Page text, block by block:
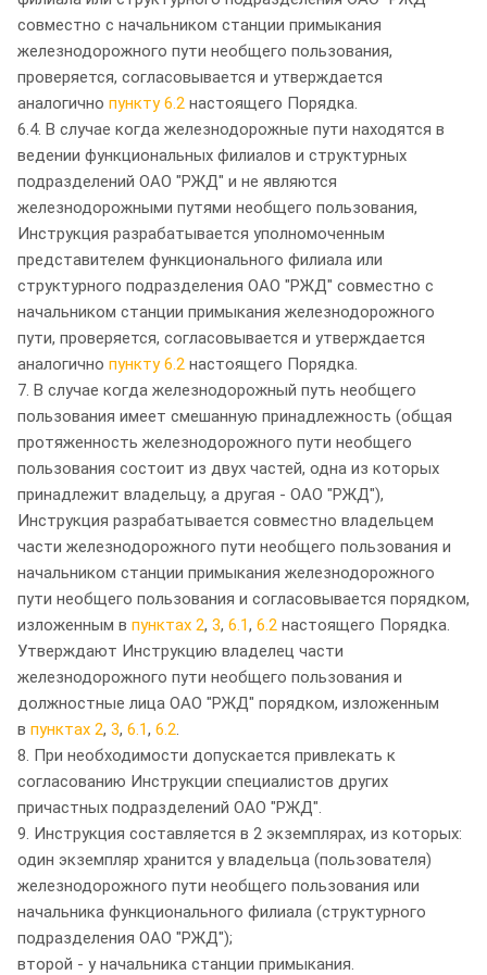
совместно с начальником станции примыкания
железнодорожного пути необщего пользования,
проверяется, согласовывается и утверждается
аналогично пункту 6.2 настоящего Порядка.
6.4. В случае когда железнодорожные пути находятся в
ведении функциональных филиалов и структурных
подразделений ОАО "РЖД" и не являются
железнодорожными путями необщего пользования,
Инструкция разрабатывается уполномоченным
представителем функционального филиала или
структурного подразделения ОАО "РЖД" совместно с
начальником станции примыкания железнодорожного
пути, проверяется, согласовывается и утверждается
аналогично пункту 6.2 настоящего Порядка.
7. В случае когда железнодорожный путь необщего
пользования имеет смешанную принадлежность (общая
протяженность железнодорожного пути необщего
пользования состоит из двух частей, одна из которых
принадлежит владельцу, а другая - ОАО "РЖД"),
Инструкция разрабатывается совместно владельцем
части железнодорожного пути необщего пользования и
начальником станции примыкания железнодорожного
пути необщего пользования и согласовывается порядком,
изложенным в пунктах 2, 3, 6.1, 6.2 настоящего Порядка.
Утверждают Инструкцию владелец части
железнодорожного пути необщего пользования и
должностные лица ОАО "РЖД" порядком, изложенным
в пунктах 2, 3, 6.1, 6.2.
8. При необходимости допускается привлекать к
согласованию Инструкции специалистов других
причастных подразделений ОАО "РЖД".
9. Инструкция составляется в 2 экземплярах, из которых:
один экземпляр хранится у владельца (пользователя)
железнодорожного пути необщего пользования или
начальника функционального филиала (структурного
подразделения ОАО "РЖД");
второй - у начальника станции примыкания.